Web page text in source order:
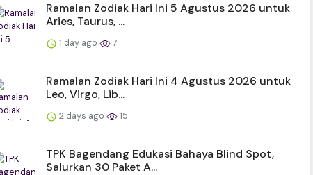
Ramalan Zodiak Hari Ini 5 Agustus 2026 untuk
Aries, Taurus, ...
1 day ago 7
Ramalan Zodiak Hari Ini 4 Agustus 2026 untuk
Leo, Virgo, Lib...
2 days ago 15
TPK Bagendang Edukasi Bahaya Blind Spot,
Salurkan 30 Paket A...